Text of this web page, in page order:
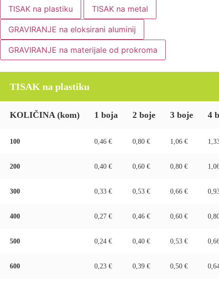
TISAK na plastiku TISAK na metal
GRAVIRANJE na eloksirani aluminij
GRAVIRANJE na materijale od prokroma
TISAK na plastiku
KOLIČINA (kom) 1 boja 2 boje 3 boje 4
100 0,46 € 0,80 € 1,06 €
200 0,40 € 0,60 € 0,80 €
300 0,33 € 0,53 € 0,66 €
400 0,27 € 0,46 € 0,60 €
500 0,24 € 0,40 € 0,53 €
600 0,23 € 0,39 € 0,50 €